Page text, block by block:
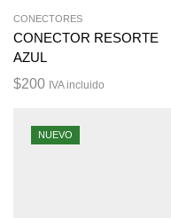
CONECTORES
CONECTOR RESORTE
AZUL
$200 IVA incluido
NUEVO